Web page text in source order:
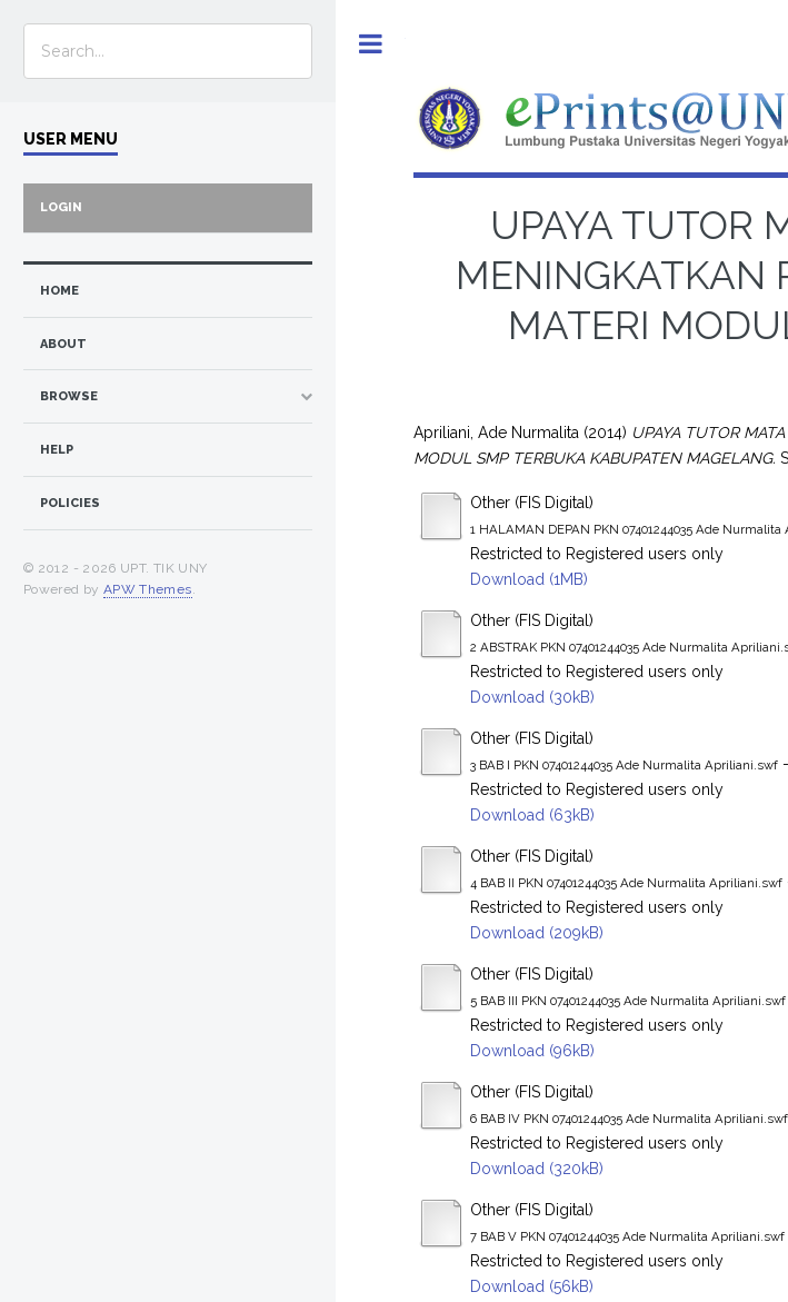
UPAYA TUTOR
MENINGKATKAN
MATERI
Apriliani, Ade Nurmalita (2014) UPAYA TUTOR
MODUL SMP TERBUKA KABUPATEN MAGELANG.
Other (FIS Digital)
1 HALAMAN DEPAN PKN 07401244035 Ade
Restricted to Registered users only
Download (1MB)
Other (FIS Digital)
2 ABSTRAK PKN 07401244035 Ade Nurmalita
Restricted to Registered users only
Download (30kB)
Other (FIS Digital)
3 BAB I PKN 07401244035 Ade Nurmalita Apriliani.swf
Restricted to Registered users only
Download (63kB)
Other (FIS Digital)
4 BAB II PKN 07401244035 Ade Nurmalita Apriliani.swf
Restricted to Registered users only
Download (209kB)
Other (FIS Digital)
5 BAB III PKN 07401244035 Ade Nurmalita Apriliani.swf
Restricted to Registered users only
Download (96kB)
Other (FIS Digital)
6 BAB IV PKN 07401244035 Ade Nurmalita Apriliani.swf
Restricted to Registered users only
Download (320kB)
Other (FIS Digital)
7 BAB V PKN 07401244035 Ade Nurmalita Apriliani.swf
Restricted to Registered users only
Download (56kB)
USER MENU
LOGIN
HOME
ABOUT
BROWSE
HELP
POLICIES
© 2012 - 2026 UPT. TIK UNY
Powered by APW Themes